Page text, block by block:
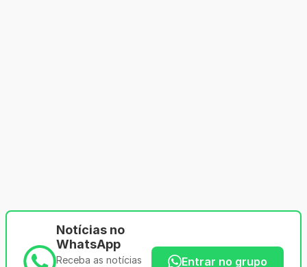
Notícias no
WhatsApp
Receba as notícias
Entrar no grupo